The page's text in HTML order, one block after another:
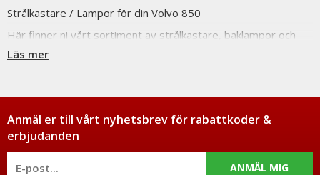
Strålkastare / Lampor för din Volvo 850
Här finner ni vårt sortiment av strålkastare, baklampor och
skärmblinkers.
ljusbild.
de är godkända för svensk trafik.
Ej att jämföras med billigare modeller med dålig passform och
utan godkännande.
Läs mer
Anmäl er till vårt nyhetsbrev för rabattkoder &
erbjudanden
ANMÄL MIG